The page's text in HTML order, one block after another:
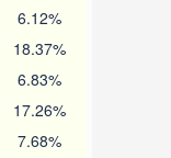
6.12%
18.37%
6.83%
17.26%
7.68%